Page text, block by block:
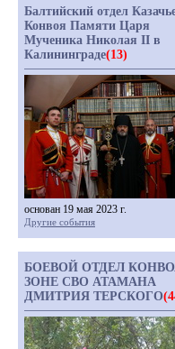
Балтийский отдел
Конвоя Памяти Царя
Мученика Николая II в
Калининграде(13)
основан 19 мая 2023 г.
Другие события
БОЕВОЙ ОТДЕЛ
ЗОНЕ СВО АТАМАНА
ДМИТРИЯ ТЕРСКОГО